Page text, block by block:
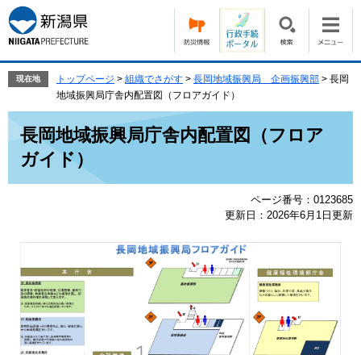
ー
ジ
の
で
ニ
ュ
ー
ば
現在地 トップページ > 組織でさがす > 長岡地域振興局 企画振興部 > 長岡
地域振興局庁舎内配置図（フロアガイド）
長岡地域振興局庁舎内配置図（フロア
ガイド）
ページ番号：0123685
更新日：2026年6月1日更新